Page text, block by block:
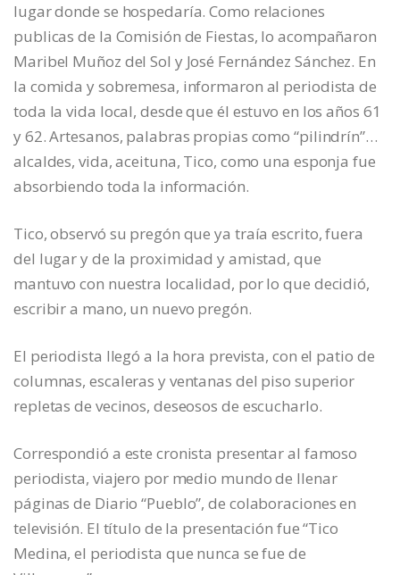
lugar donde se hospedaría. Como relaciones
publicas de la Comisión de Fiestas, lo acompañaron
Maribel Muñoz del Sol y José Fernández Sánchez. En
la comida y sobremesa, informaron al periodista de
toda la vida local, desde que él estuvo en los años 61
y 62. Artesanos, palabras propias como “pilindrín”…
alcaldes, vida, aceituna, Tico, como una esponja fue
absorbiendo toda la información.
Tico, observó su pregón que ya traía escrito, fuera
del lugar y de la proximidad y amistad, que
mantuvo con nuestra localidad, por lo que decidió,
escribir a mano, un nuevo pregón.
El periodista llegó a la hora prevista, con el patio de
columnas, escaleras y ventanas del piso superior
repletas de vecinos, deseosos de escucharlo.
Correspondió a este cronista presentar al famoso
periodista, viajero por medio mundo de llenar
páginas de Diario “Pueblo”, de colaboraciones en
televisión. El título de la presentación fue “Tico
Medina, el periodista que nunca se fue de